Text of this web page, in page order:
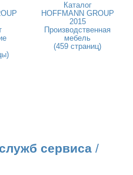
Каталог
HOFFMANN GROUP
2015
Производственная
мебель
(459 страниц)
сервиса /